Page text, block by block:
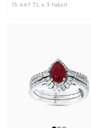
15.447 TL x 3 taksit